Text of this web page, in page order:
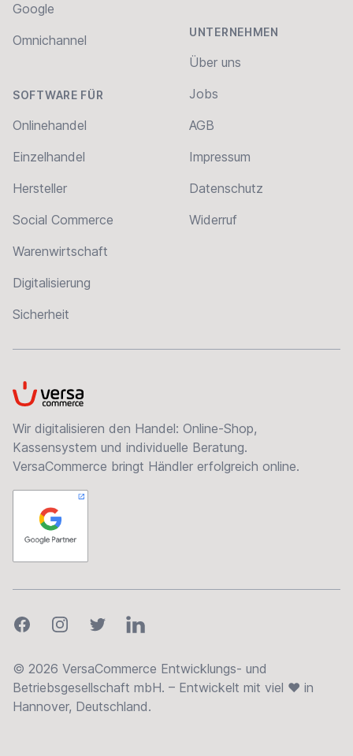
Google
Omnichannel
SOFTWARE FÜR
Onlinehandel
Einzelhandel
Hersteller
Social Commerce
Warenwirtschaft
Digitalisierung
Sicherheit
UNTERNEHMEN
Über uns
Jobs
AGB
Impressum
Datenschutz
Widerruf
VersaCommerce
Wir digitalisieren den Handel: Online-Shop,
Kassensystem und individuelle Beratung.
VersaCommerce bringt Händler erfolgreich online.
FacebookInstagramTwitterLinkedIn
© 2026 VersaCommerce Entwicklungs- und
Betriebsgesellschaft mbH. – Entwickelt mit viel ❤ in
Hannover, Deutschland.